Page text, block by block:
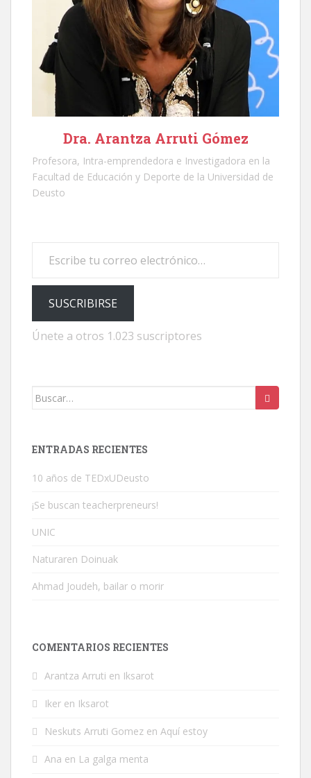
Dra. Arantza Arruti Gómez
Profesora, Intra-emprendedora e Investigadora en la
Facultad de Educación y Deporte de la Universidad de
Deusto
SUSCRIBIRSE
Únete a otros 1.023 suscriptores
Buscar:
ENTRADAS RECIENTES
10 años de TEDxUDeusto
¡Se buscan teacherpreneurs!
UNIC
Naturaren Doinuak
Ahmad Joudeh, bailar o morir
COMENTARIOS RECIENTES
Arantza Arruti en Iksarot
Iker en Iksarot
Neskuts Arruti Gomez en Aquí estoy
Ana en La galga menta